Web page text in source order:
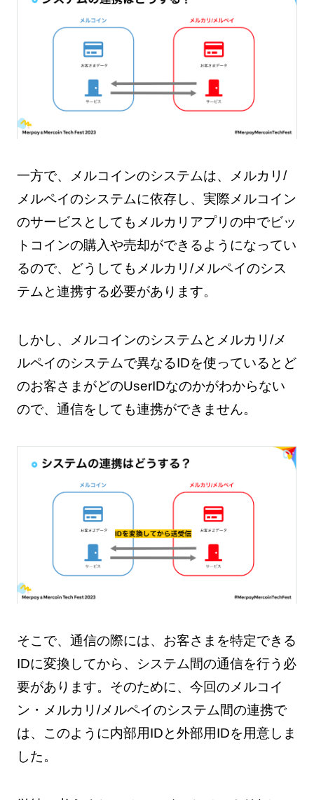
一方で、メルコインのシステムは、メルカリ/
メルペイのシステムに依存し、実際メルコイン
のサービスとしてもメルカリアプリの中でビッ
トコインの購入や売却ができるようになってい
るので、どうしてもメルカリ/メルペイのシス
テムと連携する必要があります。
しかし、メルコインのシステムとメルカリ/メ
ルペイのシステムで異なるIDを使っているとど
のお客さまがどのUserIDなのかがわからない
ので、通信をしても連携ができません。
そこで、通信の際には、お客さまを特定できる
IDに変換してから、システム間の通信を行う必
要があります。そのために、今回のメルコイ
ン・メルカリ/メルペイのシステム間の連携で
は、このように内部用IDと外部用IDを用意しま
した。